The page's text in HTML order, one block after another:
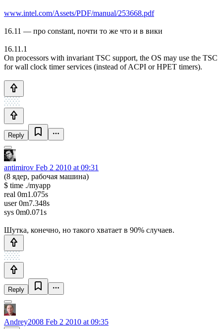
www.intel.com/Assets/PDF/manual/253668.pdf
16.11 — про constant, почти то же что и в вики
16.11.1
On processors with invariant TSC support, the OS may use the TSC
for wall clock timer services (instead of ACPI or HPET timers).
Reply
antimirov Feb 2 2010 at 09:31
(8 ядер, рабочая машина)
$ time ./myapp
real 0m1.075s
user 0m7.348s
sys 0m0.071s
Шутка, конечно, но такого хватает в 90% случаев.
Reply
Andrey2008 Feb 2 2010 at 09:35